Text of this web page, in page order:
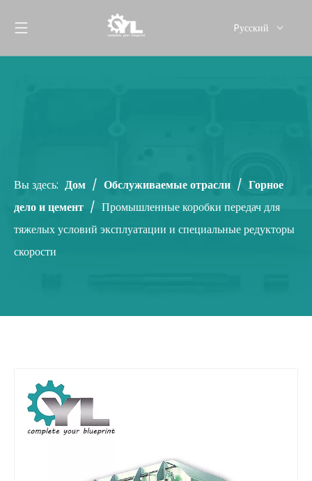
Pусский
Вы здесь: Дом / Обслуживаемые отрасли / Горное
дело и цемент / Промышленные коробки передач для
тяжелых условий эксплуатации и специальные редукторы
скорости